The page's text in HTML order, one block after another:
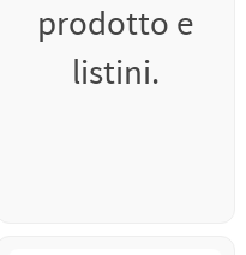
prodotto e
listini.